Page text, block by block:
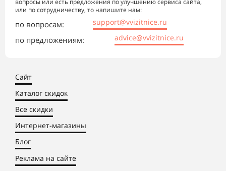
вопросы или есть предложения по улучшению сервиса сайта,
или по сотрудничеству, то напишите нам:
по вопросам: support@vvizitnice.ru
по предложениям: advice@vvizitnice.ru
Сайт
Каталог скидок
Все скидки
Интернет-магазины
Блог
Реклама на сайте